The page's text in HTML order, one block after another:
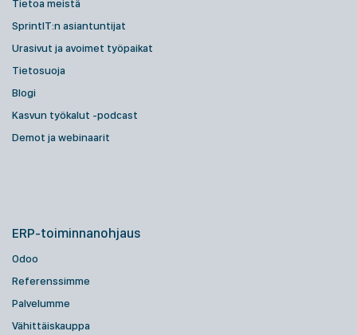
Tietoa meistä
SprintIT:n asiantuntijat
Urasivut ja avoimet työpaikat
Tietosuoja
Blogi
Kasvun työkalut -podcast
Demot ja webinaarit
ERP-toiminnanohjaus
Odoo
Referenssimme
Palvelumme
Vähittäiskauppa